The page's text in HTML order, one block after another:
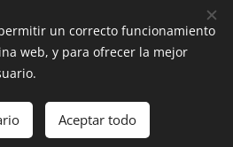
PARK LODGE
un correcto funcionamiento
web, y para ofrecer la mejor
Aceptar todo